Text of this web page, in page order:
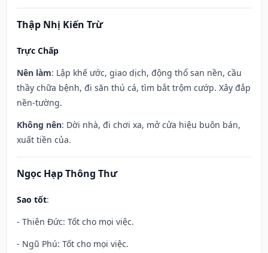
Thập Nhị Kiến Trừ
Trực Chấp
Nên làm: Lập khế ước, giao dịch, động thổ san nền, cầu
thầy chữa bệnh, đi săn thú cá, tìm bắt trộm cướp. Xây đắp
nền-tường.
Không nên: Dời nhà, đi chơi xa, mở cửa hiệu buôn bán,
xuất tiền của.
Ngọc Hạp Thông Thư
Sao tốt:
- Thiên Đức: Tốt cho mọi việc.
- Ngũ Phú: Tốt cho mọi việc.